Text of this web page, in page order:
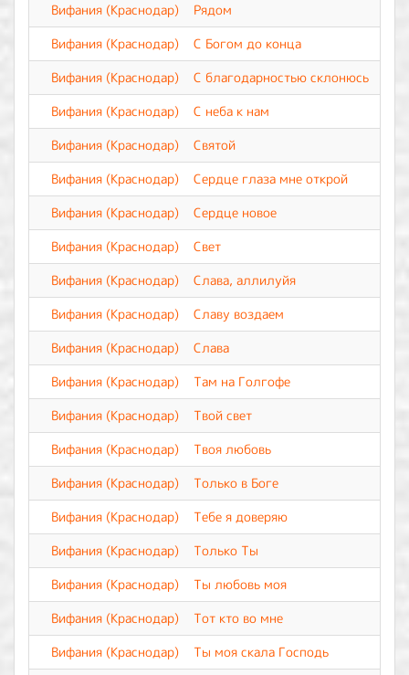
Вифания (Краснодар)
Рядом
Вифания (Краснодар)
С Богом до конца
Вифания (Краснодар)
С благодарностью склонюсь
Вифания (Краснодар)
С неба к нам
Вифания (Краснодар)
Святой
Вифания (Краснодар)
Сердце глаза мне открой
Вифания (Краснодар)
Сердце новое
Вифания (Краснодар)
Свет
Вифания (Краснодар)
Слава, аллилуйя
Вифания (Краснодар)
Славу воздаем
Вифания (Краснодар)
Слава
Вифания (Краснодар)
Там на Голгофе
Вифания (Краснодар)
Твой свет
Вифания (Краснодар)
Твоя любовь
Вифания (Краснодар)
Только в Боге
Вифания (Краснодар)
Тебе я доверяю
Вифания (Краснодар)
Только Ты
Вифания (Краснодар)
Ты любовь моя
Вифания (Краснодар)
Тот кто во мне
Вифания (Краснодар)
Ты моя скала Господь